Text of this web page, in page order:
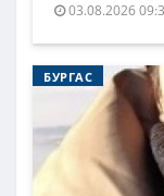
03.08.2026
БУРГАС